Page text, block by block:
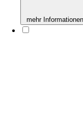
mehr Informationen